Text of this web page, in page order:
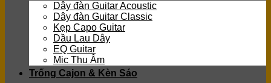
Dây đàn Guitar Acoustic
Dây đàn Guitar Classic
Kẹp Capo Guitar
Dầu Lau Dây
EQ Guitar
Mic Thu Âm
Trống Cajon & Kèn Sáo